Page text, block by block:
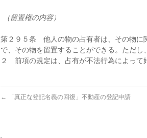
（留置権の内容）
第２９５条 他人の物の占有者は、その物に
で、その物を留置することができる。ただし
２ 前項の規定は、占有が不法行為によって
← 「真正な登記名義の回復」不動産の登記申請